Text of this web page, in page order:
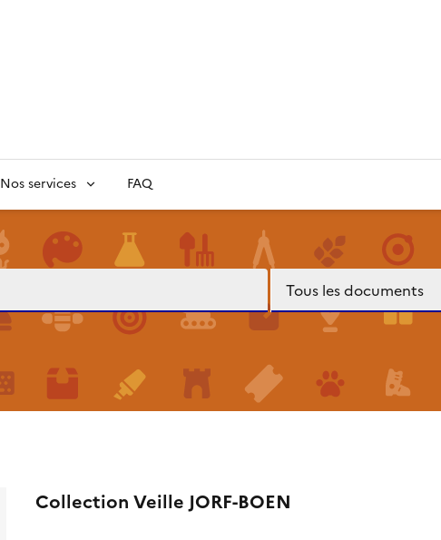
Nos services FAQ
Collection Veille JORF-BOEN